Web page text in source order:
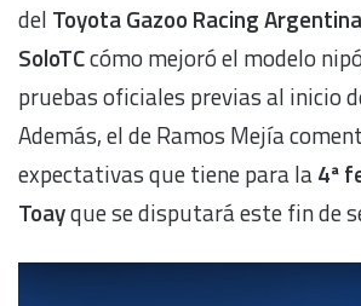
del Toyota Gazoo Racing Argentina
SoloTCcómo mejoró el modelo
pruebas oficiales previas al inicio
Además, el de Ramos Mejía
expectativas que tiene para la4ª
Toayque se disputará este fin de